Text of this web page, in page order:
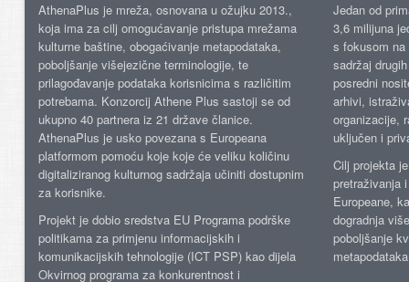
AthenaPlus je mreža, osnovana u ožujku 2013.,
koja ima za cilj omogućavanje pristupa mrežama
kulturne baštine, obogaćivanje metapodataka,
poboljšanje višejezične terminologije, te
prilagođavanje podataka korisnicima s različitim
potrebama. Konzorcij Athene Plus sastoji se od
ukupno 40 partnera iz 21 države članice.
AthenaPlus je usko povezana s Europeana
platformom pomoću koje koje će veliku količinu
digitaliziranog kulturnog sadržaja učiniti dostupnim
za korisnike.
Projekt je dobio sredstva EU Programa podrške
politikama za primjenu informacijskih i
komunikacijskih tehnologije (ICT PSP) kao dijela
Okvirnog programa za konkurentnost i
Jedan od
3,6 milijuna
s fokusom
sadržaj
posredni
arhivi,
organizacije,
uključen i
Cilj projekta
pretraživanja
Europeane,
dogradnja
poboljšanje